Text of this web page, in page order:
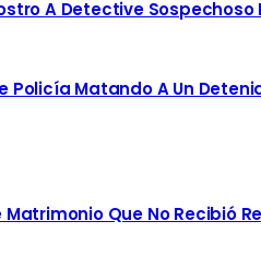
A Detective Sospechoso
Policía Matando A Un
Matrimonio Que No Recibió